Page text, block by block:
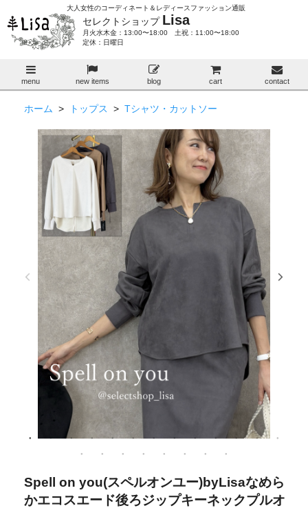
大人女性のコーディネート＆レディースファッション通販
セレクトショップ Lisa
月火水木金：13:00〜18:00 土祝：11:00〜18:00
定休：日曜日
menu new items blog cart contact
ホーム > トップス > Tシャツ・カットソー
Spell on you(スペルオンユー)byLisaなめら
かエコスエード後ろジップキーネックプルオ